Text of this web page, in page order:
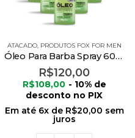
ATACADO, PRODUTOS FOX FOR MEN
Óleo Para Barba Spray 60ml – 6 Unidades
R$120,00
R$108,00 - 10% de
desconto no PIX
Em até 6x de R$20,00 sem
juros